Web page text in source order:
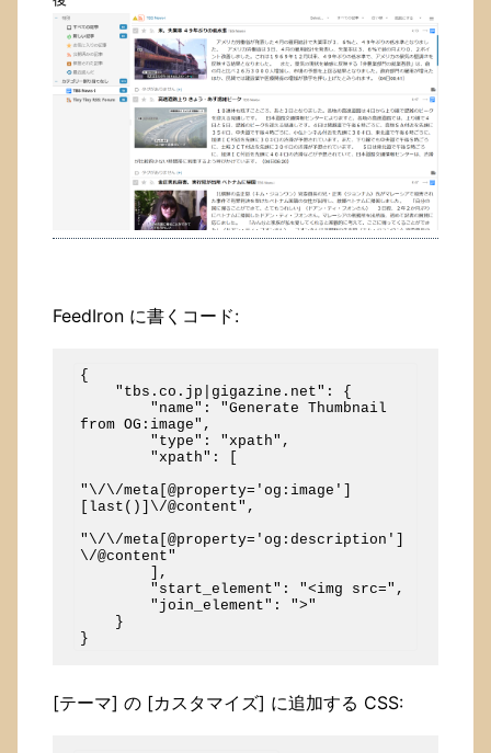
FeedIron に書くコード:
{
from OG:image",
"\/\/meta[@property='og:image']
[last()]\/@content",
"\/\/meta[@property='og:description']
\/@content"
[テーマ] の [カスタマイズ] に追加する CSS: